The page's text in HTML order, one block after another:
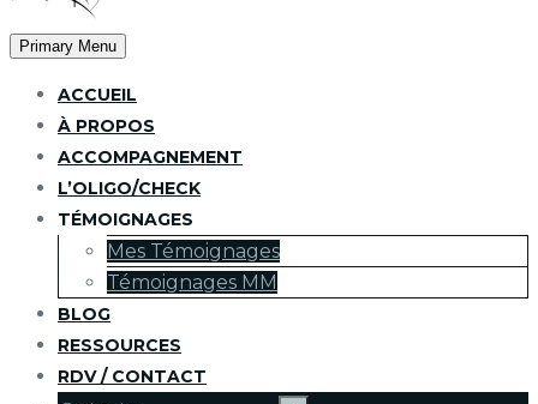
Primary Menu
ACCUEIL
À PROPOS
ACCOMPAGNEMENT
L’OLIGO/CHECK
TÉMOIGNAGES
Mes Témoignages
Témoignages MM
BLOG
RESSOURCES
RDV / CONTACT